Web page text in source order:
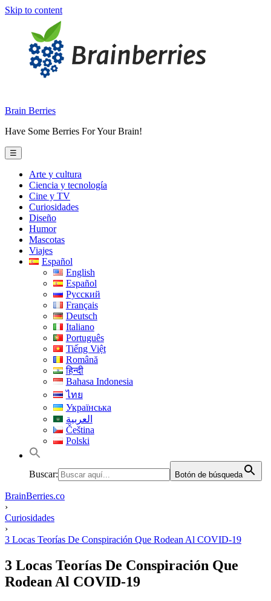
Skip to content
Brain Berries
Have Some Berries For Your Brain!
☰
Arte y cultura
Ciencia y tecnología
Cine y TV
Curiosidades
Diseño
Humor
Mascotas
Viajes
Español
English
Español
Русский
Français
Deutsch
Italiano
Português
Tiếng Việt
Română
हिन्दी
Bahasa Indonesia
ไทย
Українська
العربية
Čeština
Polski
Buscar: Botón de búsqueda
BrainBerries.co
›
Curiosidades
›
3 Locas Teorías De Conspiración Que Rodean Al COVID-19
3 Locas Teorías De Conspiración Que
Rodean Al COVID-19